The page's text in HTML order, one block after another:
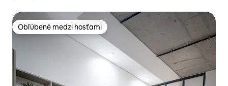
Obľúbené medzi hosťami
Obľúbené medzi hosťami